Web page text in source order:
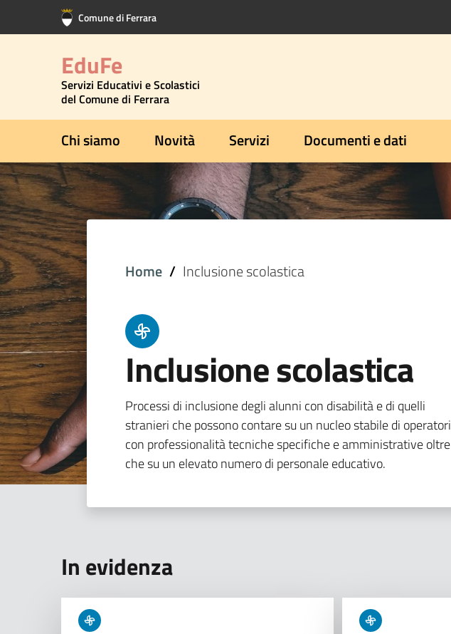
Vai al contenuto principale
Vai al footer Comune di Ferrara
EduFe
Servizi Educativi e Scolastici
del Comune di Ferrara
Chi siamo Novità Servizi Documenti e dati
Home Inclusione scolastica
Inclusione scolastica
Processi di inclusione degli alunni con disabilità e di quelli
stranieri che possono contare su un nucleo stabile di operatori
con professionalità tecniche specifiche e amministrative oltre
che su un elevato numero di personale educativo.
In evidenza